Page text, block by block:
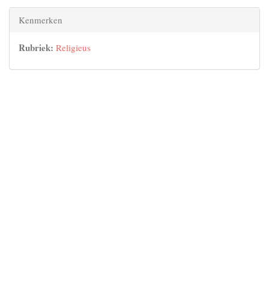
Kenmerken
Rubriek: Religieus